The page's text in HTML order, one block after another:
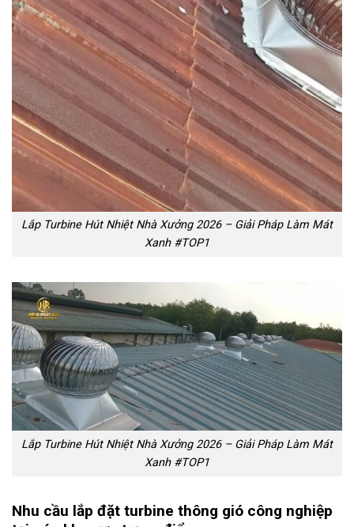
Lắp Turbine Hút Nhiệt Nhà Xưởng 2026 – Giải Pháp Làm Mát
Xanh #TOP1
Lắp Turbine Hút Nhiệt Nhà Xưởng 2026 – Giải Pháp Làm Mát
Xanh #TOP1
Nhu cầu lắp đặt turbine thông gió công nghiệp